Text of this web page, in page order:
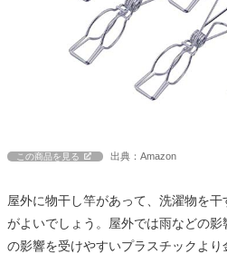
この商品を見る 出典：Amazon
屋外に物干し竿があって、洗濯物を
がよいでしょう。屋外では雨などの
の影響を受けやすいプラスチックよ